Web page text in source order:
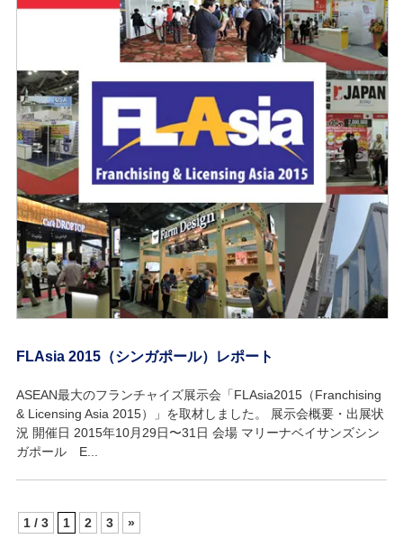
FLAsia 2015（シンガポール）レポート
ASEAN最大のフランチャイズ展示会「FLAsia2015（Franchising
& Licensing Asia 2015）」を取材しました。 展示会概要・出展状
況 開催日 2015年10月29日〜31日 会場 マリーナベイサンズシン
ガポール E...
1 / 3 1 2 3 »